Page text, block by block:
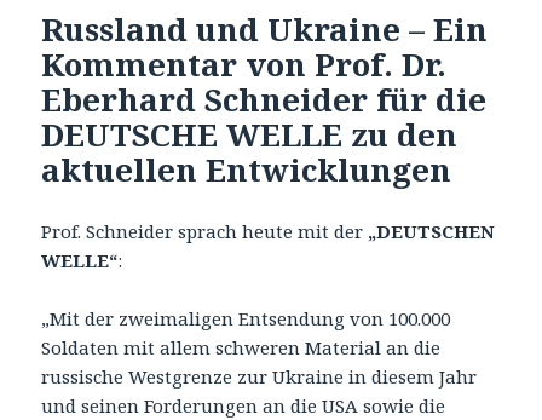
Russland und Ukraine – Ein
Kommentar von Prof. Dr.
Eberhard Schneider für die
DEUTSCHE WELLE zu den
aktuellen Entwicklungen
Prof. Schneider sprach heute mit der „DEUTSCHEN
WELLE“:
„Mit der zweimaligen Entsendung von 100.000
Soldaten mit allem schweren Material an die
russische Westgrenze zur Ukraine in diesem Jahr
und seinen Forderungen an die USA sowie die